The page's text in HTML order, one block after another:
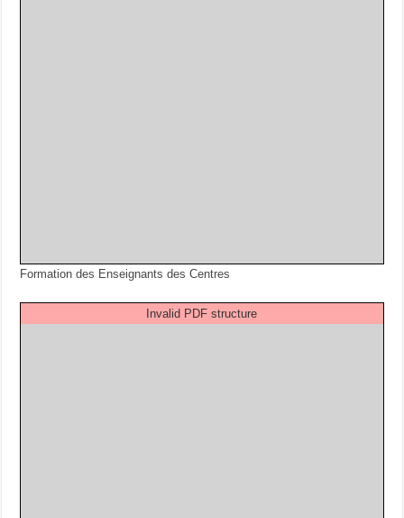
Formation des Enseignants des Centres
Invalid PDF structure